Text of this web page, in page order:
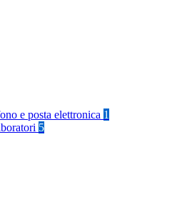
e posta elettronica 1
5